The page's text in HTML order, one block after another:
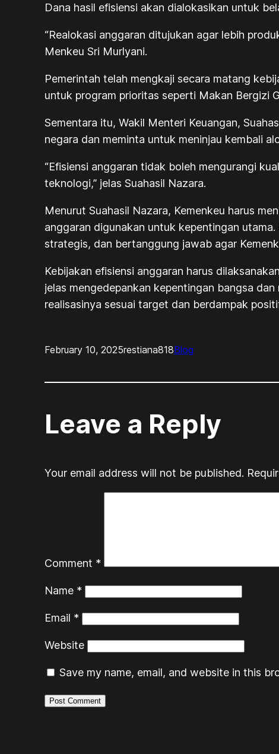
Dana hasil efisiensi akan dialokasikan untuk
“Realokasi anggaran ditujukan agar lebih
Menkeu Sri Murlyani.
Pemerintah telah mengkaji secara matang
untuk program prioritas seperti Makan Bergizi
Sementara itu, Wakil Menteri Keuangan,
negara dan meminta untuk meninjau kembali
“Efisiensi anggaran tidak boleh mengurangi
teknologi,” jelas Suahasil Nazara.
Menurut Suahasil Nazara, Kemenkeu harus
anggaran digunakan untuk kepentingan
strategis, dan bertanggung jawab agar
Kebijakan efisiensi anggaran harus
jelas mengedepankan kepentingan bangsa
realisasinya sesuai target dan berdampak
February 10, 2025restiana818Blog
Leave a Reply
Your email address will not be published.
Comment *
Name *
Email *
Website
Save my name, email, and website in this